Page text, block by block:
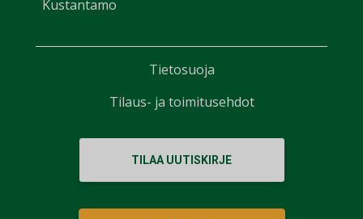
Kustantamo
TILAA UUTISKIRJE
Tietosuoja
Tilaus- ja toimitusehdot